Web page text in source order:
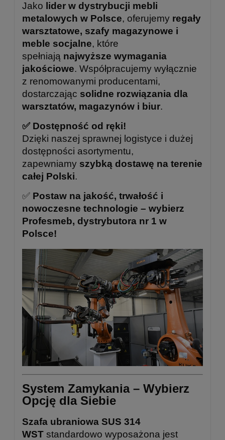
Jako lider w dystrybucji mebli
metalowych w Polsce, oferujemy regały
warsztatowe, szafy magazynowe i
meble socjalne, które
spełniają najwyższe wymagania
jakościowe. Współpracujemy wyłącznie
z renomowanymi producentami,
dostarczając solidne rozwiązania dla
warsztatów, magazynów i biur.
✅ Dostępność od ręki!
Dzięki naszej sprawnej logistyce i dużej
dostępności asortymentu,
zapewniamy szybką dostawę na terenie
całej Polski.
✅ Postaw na jakość, trwałość i
nowoczesne technologie – wybierz
Profesmeb, dystrybutora nr 1 w
Polsce!
System Zamykania – Wybierz
Opcję dla Siebie
Szafa ubraniowa SUS 314
WST standardowo wyposażona jest